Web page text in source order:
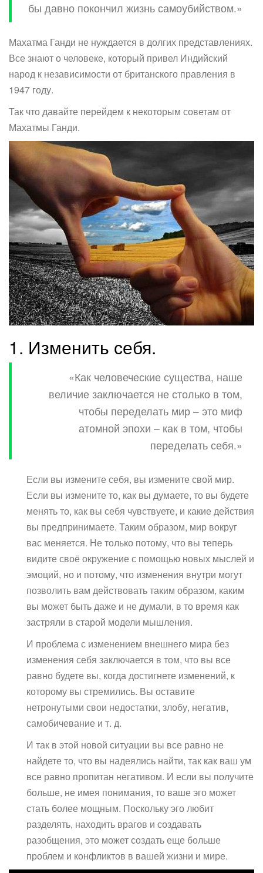
бы давно покончил жизнь самоубийством.»
Махатма Ганди не нуждается в долгих представлениях.
Все знают о человеке, который привел Индийский
народ к независимости от британского правления в
1947 году.
Так что давайте перейдем к некоторым советам от
Махатмы Ганди.
1. Изменить себя.
«Как человеческие существа, наше
величие заключается не столько в том,
чтобы переделать мир – это миф
атомной эпохи – как в том, чтобы
переделать себя.»
Если вы измените себя, вы измените свой мир.
Если вы измените то, как вы думаете, то вы будете
менять то, как вы себя чувствуете, и какие действия
вы предпринимаете. Таким образом, мир вокруг
вас меняется. Не только потому, что вы теперь
видите своё окружение с помощью новых мыслей и
эмоций, но и потому, что изменения внутри могут
позволить вам действовать таким образом, каким
вы может быть даже и не думали, в то время как
застряли в старой модели мышления.
И проблема с изменением внешнего мира без
изменения себя заключается в том, что вы все
равно будете вы, когда достигнете изменений, к
которому вы стремились. Вы оставите
нетронутыми свои недостатки, злобу, негатив,
самобичевание и т. д.
И так в этой новой ситуации вы все равно не
найдете то, что вы надеялись найти, так как ваш ум
все равно пропитан негативом. И если вы получите
больше, не имея понимания, то ваше эго может
стать более мощным. Поскольку эго любит
разделять, находить врагов и создавать
разобщения, это может создать еще больше
проблем и конфликтов в вашей жизни и мире.